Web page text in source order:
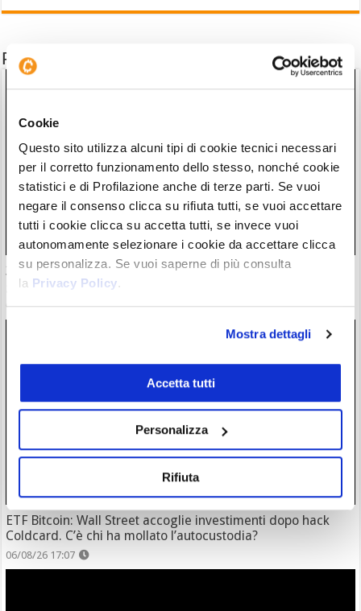
Cookie
Questo sito utilizza alcuni tipi di cookie tecnici necessari
per il corretto funzionamento dello stesso, nonché cookie
statistici e di Profilazione anche di terze parti. Se vuoi
negare il consenso clicca su rifiuta tutti, se vuoi accettare
tutti i cookie clicca su accetta tutti, se invece vuoi
autonomamente selezionare i cookie da accettare clicca
su personalizza. Se vuoi saperne di più consulta
la Privacy Policy.
Mostra dettagli
Accetta tutti
Personalizza
Rifiuta
Potrebbe interessarti anche
30 milioni in crypto rubate con attacchi violenti. Francia
guida classifica della vergogna
06/08/26 18:17
ETF Bitcoin: Wall Street accoglie investimenti dopo hack
Coldcard. C’è chi ha mollato l’autocustodia?
06/08/26 17:07